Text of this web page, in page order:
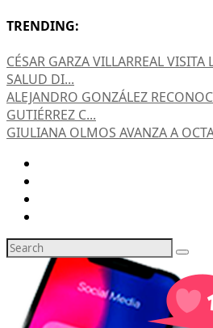
TRENDING:
CÉSAR GARZA VILLARREAL
SALUD DI...
ALEJANDRO GONZÁLEZ
GUTIÉRREZ C...
GIULIANA OLMOS AVANZA A